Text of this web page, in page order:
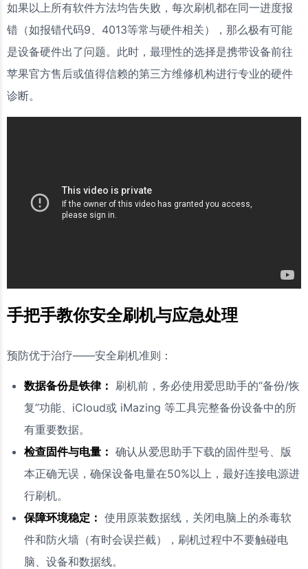
如果以上所有软件方法均告失败，每次刷机都在同一进度报
错（如报错代码9、4013等常与硬件相关），那么极有可能
是设备硬件出了问题。此时，最理性的选择是携带设备前往
苹果官方售后或值得信赖的第三方维修机构进行专业的硬件
诊断。
手把手教你安全刷机与应急处理
预防优于治疗——安全刷机准则：
数据备份是铁律： 刷机前，务必使用爱思助手的“备份/恢
复”功能、iCloud或 iMazing 等工具完整备份设备中的所
有重要数据。
检查固件与电量： 确认从爱思助手下载的固件型号、版
本正确无误，确保设备电量在50%以上，最好连接电源进
行刷机。
保障环境稳定： 使用原装数据线，关闭电脑上的杀毒软
件和防火墙（有时会误拦截），刷机过程中不要触碰电
脑、设备和数据线。